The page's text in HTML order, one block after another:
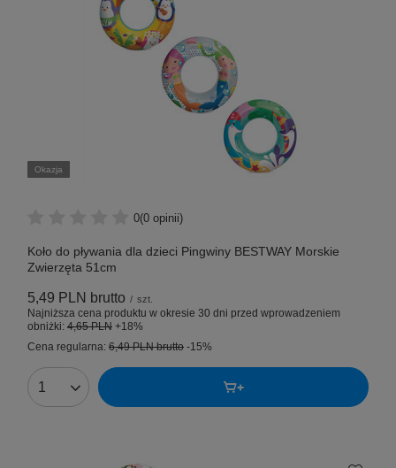
Okazja
0(0 opinii)
Koło do pływania dla dzieci Pingwiny BESTWAY Morskie
Zwierzęta 51cm
5,49 PLN brutto / szt.
Najniższa cena produktu w okresie 30 dni przed wprowadzeniem
obniżki: 4,65 PLN +18%
Cena regularna: 6,49 PLNbrutto -15%